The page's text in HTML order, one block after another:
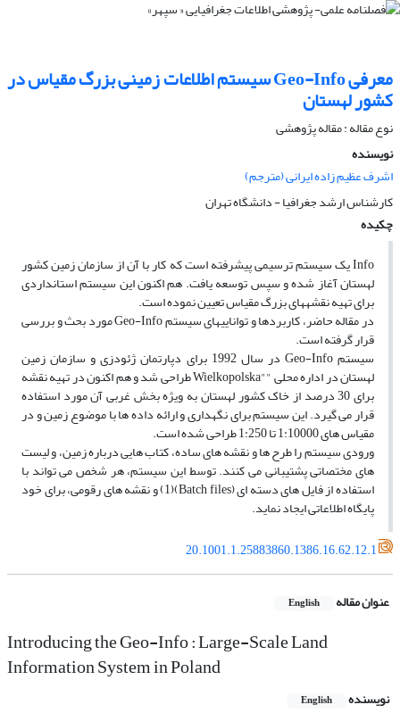
معرفى Geo-Info سیستم اطلاعات زمینى بزرگ مقیاس در
کشور لهستان
نوع مقاله : مقاله پژوهشی
نویسنده
اشرف عظیم زاده ایرانی (مترجم)
کارشناس ارشد جغرافیا - دانشگاه تهران
چکیده
Info یک سیستم ترسیمى پیشرفته است که کار با آن از سازمان زمین کشور
لهستان آغاز شده و سپس توسعه یافت. هم اکنون این سیستم استانداردى
براى تهیه نقشه‏هاى بزرگ مقیاس تعیین نموده است.
در مقاله حاضر، کاربردها و توانایى‏هاى سیستم Geo-Info مورد بحث و بررسى
قرار گرفته است.
سیستم Geo-Info در سال 1992 براى دپارتمان ژئودزى و سازمان زمین
لهستان در اداره محلى ""Wielkopolska طراحى شد و هم اکنون در تهیه نقشه
براى 30 درصد از خاک کشور لهستان به ویژه بخش غربى آن مورد استفاده
قرار مى‏ گیرد. این سیستم براى نگهدارى و ارائه داده ‏ها با موضوع زمین و در
مقیاس ­هاى 1:10000 تا 1:250 طراحى شده است.
ورودى سیستم را طرح ­ها و نقشه‏ هاى ساده، کتاب هایى درباره زمین، و لیست
هاى مختصاتى پشتیبانى مى‏ کنند. توسط این سیستم، هر شخص مى‏ تواند با
استفاده از فایل هاى دسته‏ اى (Batch files)(1) و نقشه ‏هاى رقومى، براى خود
پایگاه اطلاعاتى ایجاد نماید.
20.1001.1.25883860.1386.16.62.12.1
عنوان مقاله English
Introducing the Geo-Info : Large-Scale Land
Information System in Poland
نویسنده English